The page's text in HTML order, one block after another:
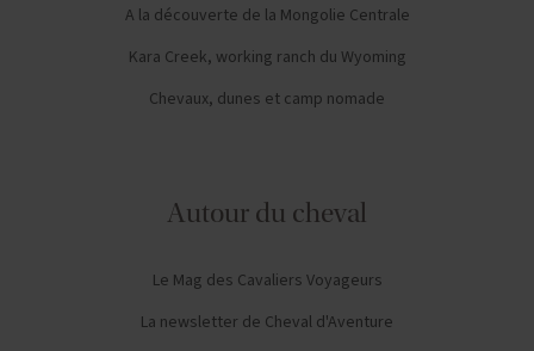
A la découverte de la Mongolie Centrale
Kara Creek, working ranch du Wyoming
Chevaux, dunes et camp nomade
Autour du cheval
Le Mag des Cavaliers Voyageurs
La newsletter de Cheval d'Aventure